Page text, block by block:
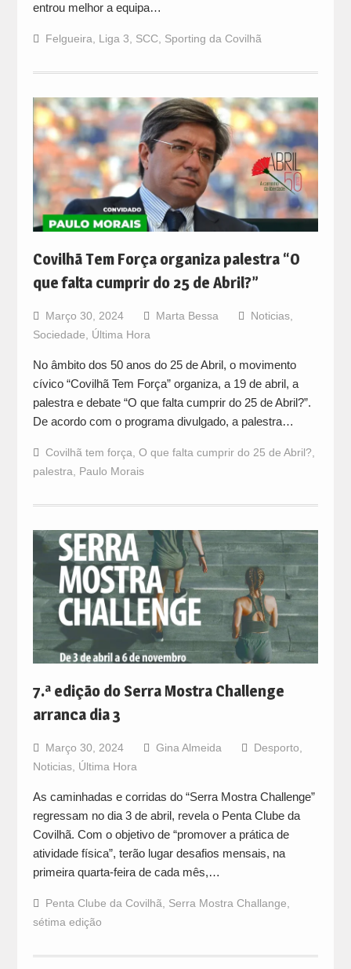
entrou melhor a equipa…
Felgueira, Liga 3, SCC, Sporting da Covilhã
Covilhã Tem Força organiza palestra “O
que falta cumprir do 25 de Abril?”
Março 30, 2024 Marta Bessa Noticias,
Sociedade
Última Hora
No âmbito dos 50 anos do 25 de Abril, o movimento
cívico “Covilhã Tem Força” organiza, a 19 de abril, a
palestra e debate “O que falta cumprir do 25 de Abril?”.
De acordo com o programa divulgado, a palestra…
Covilhã tem força O que falta cumprir do 25 de Abril?
palestra
Paulo Morais
7.ª edição do Serra Mostra Challenge
arranca dia 3
Março 30, 2024 Gina Almeida Desporto
Noticias, Última Hora
As caminhadas e corridas do “Serra Mostra Challenge”
regressam no dia 3 de abril, revela o Penta Clube da
Covilhã. Com o objetivo de “promover a prática de
atividade física”, terão lugar desafios mensais, na
primeira quarta-feira de cada mês,…
Penta Clube da Covilhã Serra Mostra Challange
sétima edição